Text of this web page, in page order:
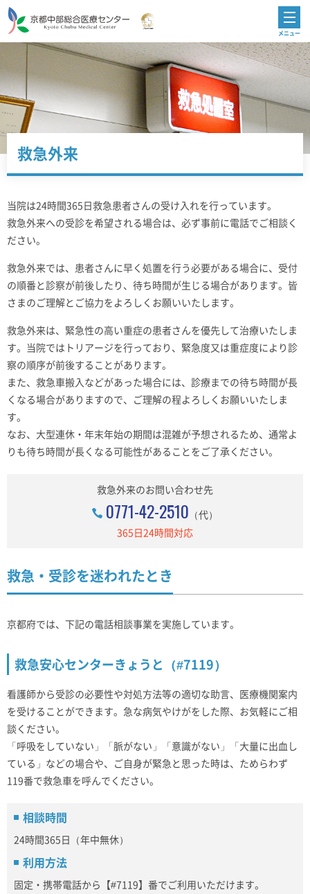
救急外来
当院は24時間365日救急患者さんの受け入れを行っています。
救急外来への受診を希望される場合は、必ず事前に電話でご相談く
ださい。
救急外来では、患者さんに早く処置を行う必要がある場合に、受付
の順番と診察が前後したり、待ち時間が生じる場合があります。皆
さまのご理解とご協力をよろしくお願いいたします。
救急外来は、緊急性の高い重症の患者さんを優先して治療いたしま
す。当院ではトリアージを行っており、緊急度又は重症度により診
察の順序が前後することがあります。
また、救急車搬入などがあった場合には、診療までの待ち時間が長
くなる場合がありますので、ご理解の程よろしくお願いいたしま
す。
なお、大型連休・年末年始の期間は混雑が予想されるため、通常よ
りも待ち時間が長くなる可能性があることをご了承ください。
救急外来のお問い合わせ先
0771-42-2510 （代）
365日24時間対応
救急・受診を迷われたとき
京都府では、下記の電話相談事業を実施しています。
救急安心センターきょうと（#7119）
看護師から受診の必要性や対処方法等の適切な助言、医療機関案内
を受けることができます。急な病気やけがをした際、お気軽にご相
談ください。
「呼吸をしていない」「脈がない」「意識がない」「大量に出血し
ている」などの場合や、ご自身が緊急と思った時は、ためらわず
119番で救急車を呼んでください。
相談時間
24時間365日（年中無休）
利用方法
固定・携帯電話から【#7119】番でご利用いただけます。